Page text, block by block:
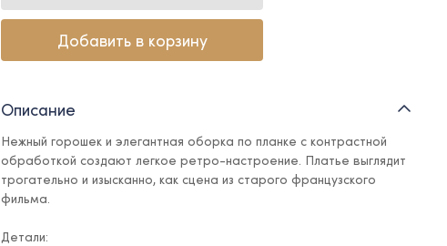
Добавить в корзину
Описание
Нежный горошек и элегантная оборка по планке с контрастной
обработкой создают легкое ретро-настроение. Платье выглядит
трогательно и изысканно, как сцена из старого французского
фильма.
Детали: